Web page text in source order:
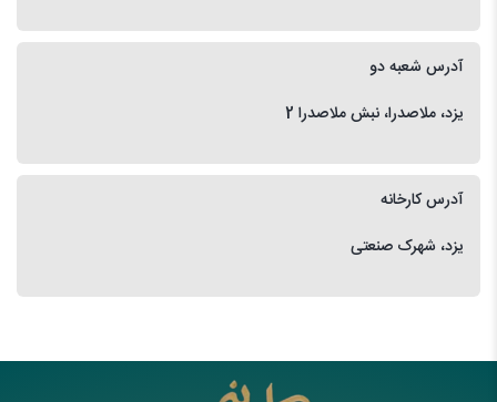
آدرس شعبه دو
یزد، ملاصدرا، نبش ملاصدرا 2
آدرس کارخانه
یزد، شهرک صنعتی